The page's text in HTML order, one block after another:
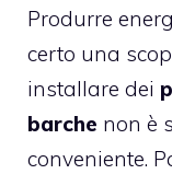
Produrre
certo una
installare dei
barche non è
conveniente.